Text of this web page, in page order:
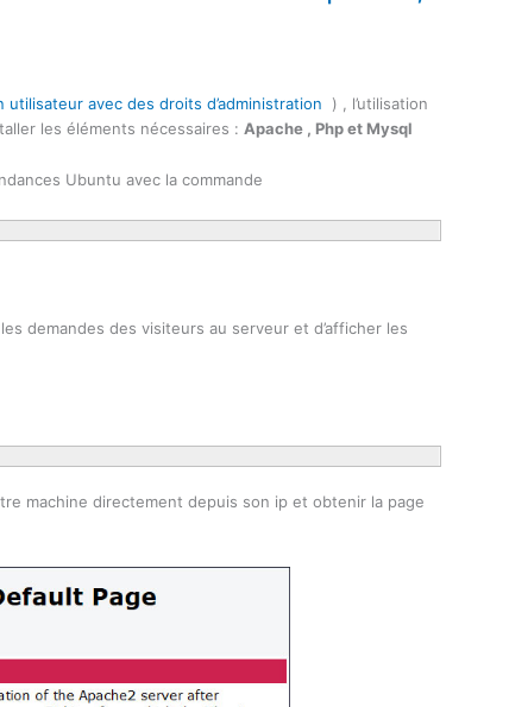
utilisateur avec des droits d’administration ) , l’utilisation
les éléments nécessaires : Apache , Php et Mysql
Ubuntu avec la commande
demandes des visiteurs au serveur et d’afficher les
machine directement depuis son ip et obtenir la page